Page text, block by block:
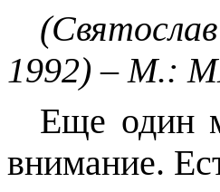
1992) – М.:
Еще один
внимание.